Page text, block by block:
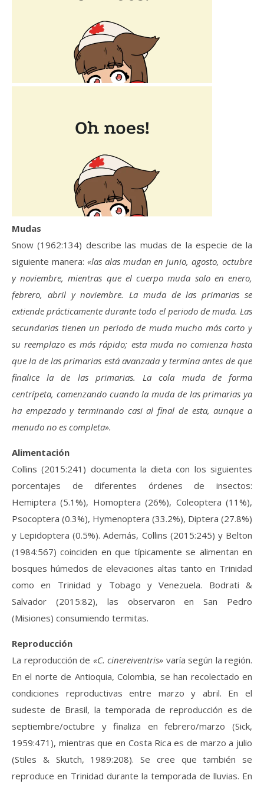
Mudas
Snow (1962:134) describe las mudas de la especie de la
siguiente manera: «las alas mudan en junio, agosto, octubre
y noviembre, mientras que el cuerpo muda solo en enero,
febrero, abril y noviembre. La muda de las primarias se
extiende prácticamente durante todo el periodo de muda. Las
secundarias tienen un periodo de muda mucho más corto y
su reemplazo es más rápido; esta muda no comienza hasta
que la de las primarias está avanzada y termina antes de que
finalice la de las primarias. La cola muda de forma
centrípeta, comenzando cuando la muda de las primarias ya
ha empezado y terminando casi al final de esta, aunque a
menudo no es completa».
Alimentación
Collins (2015:241) documenta la dieta con los siguientes
porcentajes de diferentes órdenes de insectos:
Hemiptera (5.1%), Homoptera (26%), Coleoptera (11%),
Psocoptera (0.3%), Hymenoptera (33.2%), Diptera (27.8%)
y Lepidoptera (0.5%). Además, Collins (2015:245) y Belton
(1984:567) coinciden en que típicamente se alimentan en
bosques húmedos de elevaciones altas tanto en Trinidad
como en Trinidad y Tobago y Venezuela. Bodrati &
Salvador (2015:82), las observaron en San Pedro
(Misiones) consumiendo termitas.
Reproducción
La reproducción de «C. cinereiventris» varía según la región.
En el norte de Antioquia, Colombia, se han recolectado en
condiciones reproductivas entre marzo y abril. En el
sudeste de Brasil, la temporada de reproducción es de
septiembre/octubre y finaliza en febrero/marzo (Sick,
1959:471), mientras que en Costa Rica es de marzo a julio
(Stiles & Skutch, 1989:208). Se cree que también se
reproduce en Trinidad durante la temporada de lluvias. En